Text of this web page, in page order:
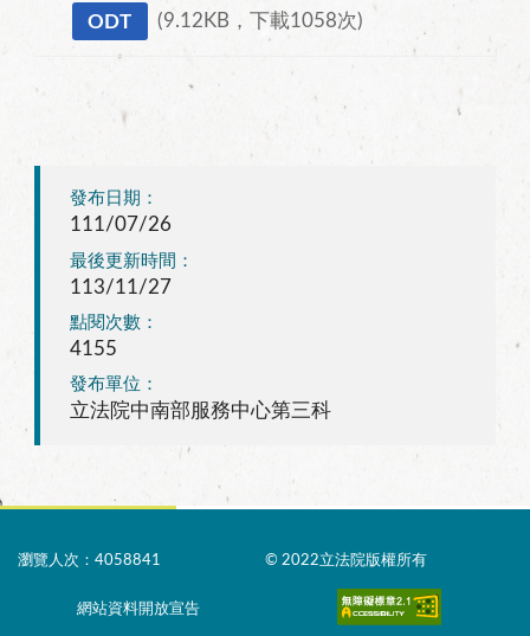
ODT (9.12KB，下載1058次)
發布日期：
111/07/26
最後更新時間：
113/11/27
點閱次數：
4155
發布單位：
立法院中南部服務中心第三科
瀏覽人次：4058841 © 2022立法院版權所有
網站資料開放宣告